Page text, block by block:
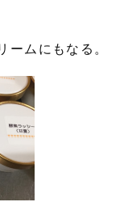
ムにもなる。